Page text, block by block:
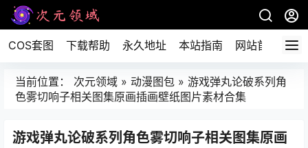
COS套图 下载帮助 永久地址 本站指南 网站首页
当前位置： 次元领域 » 动漫图包 » 游戏弹丸论破系列角
色雾切响子相关图集原画插画壁纸图片素材合集
游戏弹丸论破系列角色雾切响子相关图集原画